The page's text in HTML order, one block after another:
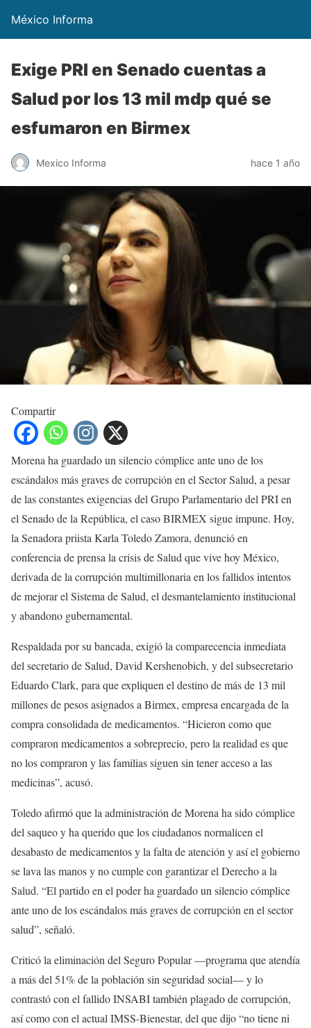
México Informa
Exige PRI en Senado cuentas a
Salud por los 13 mil mdp qué se
esfumaron en Birmex
Mexico Informa hace 1 año
Compartir
Morena ha guardado un silencio cómplice ante uno de los
escándalos más graves de corrupción en el Sector Salud, a pesar
de las constantes exigencias del Grupo Parlamentario del PRI en
el Senado de la República, el caso BIRMEX sigue impune. Hoy,
la Senadora priista Karla Toledo Zamora, denunció en
conferencia de prensa la crisis de Salud que vive hoy México,
derivada de la corrupción multimillonaria en los fallidos intentos
de mejorar el Sistema de Salud, el desmantelamiento institucional
y abandono gubernamental.
Respaldada por su bancada, exigió la comparecencia inmediata
del secretario de Salud, David Kershenobich, y del subsecretario
Eduardo Clark, para que expliquen el destino de más de 13 mil
millones de pesos asignados a Birmex, empresa encargada de la
compra consolidada de medicamentos. “Hicieron como que
compraron medicamentos a sobreprecio, pero la realidad es que
no los compraron y las familias siguen sin tener acceso a las
medicinas”, acusó.
Toledo afirmó que la administración de Morena ha sido cómplice
del saqueo y ha querido que los ciudadanos normalicen el
desabasto de medicamentos y la falta de atención y así el gobierno
se lava las manos y no cumple con garantizar el Derecho a la
Salud. “El partido en el poder ha guardado un silencio cómplice
ante uno de los escándalos más graves de corrupción en el sector
salud”, señaló.
Criticó la eliminación del Seguro Popular —programa que atendía
a más del 51% de la población sin seguridad social— y lo
contrastó con el fallido INSABI también plagado de corrupción,
así como con el actual IMSS-Bienestar, del que dijo “no tiene ni